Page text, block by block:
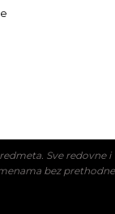
Sve redovne i
bez prethodne